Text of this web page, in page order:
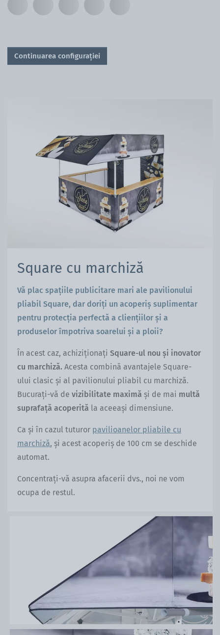
Continuarea configurației
Square cu marchiză
Vă plac spațiile publicitare mari ale pavilionului
pliabil Square, dar doriți un acoperiș suplimentar
pentru protecția perfectă a cliențiilor și a
produselor împotriva soarelui și a ploii?
În acest caz, achiziționați Square-ul nou și inovator
cu marchiză. Acesta combină avantajele Square-
ului clasic și al pavilionului pliabil cu marchiză.
Bucurați-vă de vizibilitate maximă și de mai multă
suprafață acoperită la aceeași dimensiune.
Ca și în cazul tuturor pavilioanelor pliabile cu
marchiză, și acest acoperiș de 100 cm se deschide
automat.
Concentrați-vă asupra afacerii dvs., noi ne vom
ocupa de restul.